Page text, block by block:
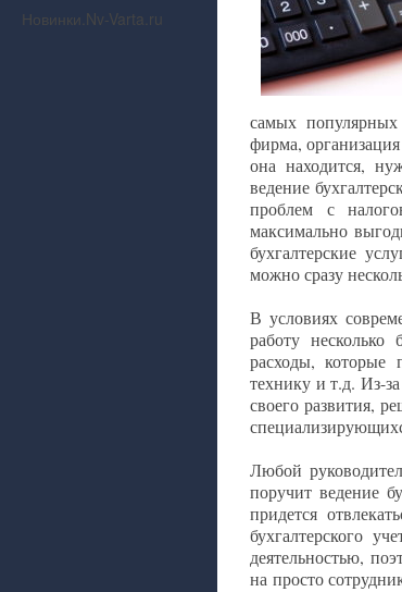
Новинки.Nv-Varta.ru
самых
фирма, организация
она находится,
ведение
проблем с
максимально
бухгалтерские
можно сразу
В условиях
работу
расходы, которые
технику и т.д. Из-
своего развития,
Любой
поручит ведение
придется
бухгалтерского
деятельностью,
на просто